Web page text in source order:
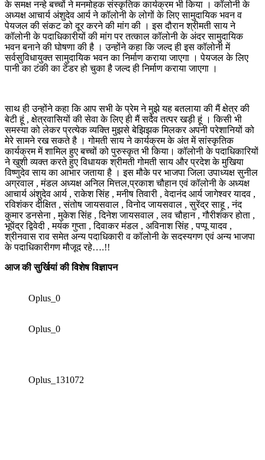
के समक्ष नन्हे बच्चों ने मनमोहक संस्कृतिक कार्यक्रम भी किया । कॉलोनी के
अध्यक्ष आचार्य अंशुदेव आर्य ने कॉलोनी के लोगों के लिए सामुदायिक भवन व
पेयजल की संकट को दूर करने की मांग की । इस दौरान श्रीमती साय ने
कॉलोनी के पदाधिकारीयों की मांग पर तत्काल कॉलोनी के अंदर सामुदायिक
भवन बनाने की घोषणा की है । उन्होंने कहा कि जल्द ही इस कॉलोनी में
सर्वसुविधायुक्त सामुदायिक भवन का निर्माण कराया जाएगा । पेयजल के लिए
पानी का टंकी का टेंडर हो चुका है जल्द ही निर्माण कराया जाएगा ।
साथ ही उन्होंने कहा कि आप सभी के प्रेम ने मुझे यह बतलाया की मैं क्षेत्र की
बेटी हूं , क्षेत्रवासियों की सेवा के लिए ही मैं सदैव तत्पर खड़ी हूं । किसी भी
समस्या को लेकर प्रत्येक व्यक्ति मुझसे बेझिझक मिलकर अपनी परेशानियों को
मेरे सामने रख सकते है । गोमती साय ने कार्यक्रम के अंत में सांस्कृतिक
कार्यक्रम में शामिल हुए बच्चों को पुरुस्कृत भी किया। कॉलोनी के पदाधिकारियों
ने खुशी व्यक्त करते हुए विधायक श्रीमती गोमती साय और प्रदेश के मुखिया
विष्णुदेव साय का आभार जताया है । इस मौके पर भाजपा जिला उपाध्यक्ष सुनील
अग्रवाल , मंडल अध्यक्ष अनिल मित्तल,प्रकाश चौहान एवं कॉलोनी के अध्यक्ष
आचार्य अंशुदेव आर्य , राकेश सिंह , मनीष तिवारी , वेदानंद आर्य जागेश्वर यादव ,
रविशंकर दीक्षित , संतोष जायसवाल , विनोद जायसवाल , सुरेंद्र साहू , नंद
कुमार डनसेना , मुकेश सिंह , दिनेश जायसवाल , लव चौहान , गौरीशंकर होता ,
भूपेंद्र द्विवेदी , मयंक गुप्ता , दिवाकर मंडल , अविनाश सिंह , पप्पू यादव ,
श्रीनवास राव समेत अन्य पदाधिकारी व कॉलोनी के सदस्यगण एवं अन्य भाजपा
के पदाधिकारीगण मौजूद रहे….!!
आज की सुर्खियां की विशेष विज्ञापन
Oplus_0
Oplus_0
Oplus_131072